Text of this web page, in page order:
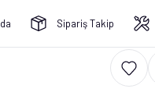
Sipariş Takip